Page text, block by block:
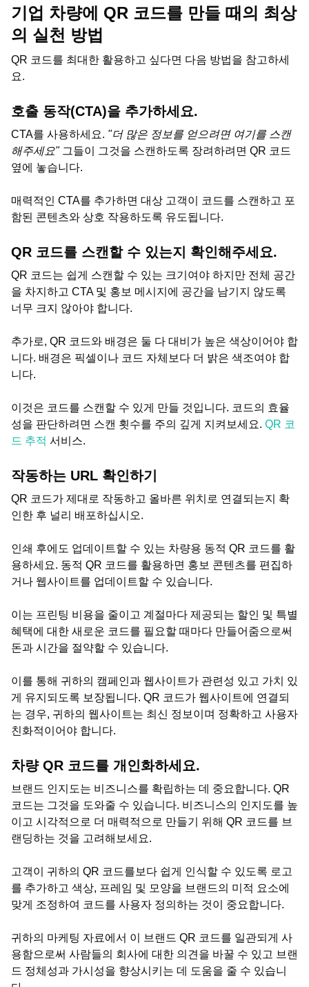
기업 차량에 QR 코드를 만들 때의 최상
의 실천 방법
QR 코드를 최대한 활용하고 싶다면 다음 방법을 참고하세
요.
호출 동작(CTA)을 추가하세요.
CTA를 사용하세요. "더 많은 정보를 얻으려면 여기를 스캔
해주세요" 그들이 그것을 스캔하도록 장려하려면 QR 코드
옆에 놓습니다.
매력적인 CTA를 추가하면 대상 고객이 코드를 스캔하고 포
함된 콘텐츠와 상호 작용하도록 유도됩니다.
QR 코드를 스캔할 수 있는지 확인해주세요.
QR 코드는 쉽게 스캔할 수 있는 크기여야 하지만 전체 공간
을 차지하고 CTA 및 홍보 메시지에 공간을 남기지 않도록
너무 크지 않아야 합니다.
추가로, QR 코드와 배경은 둘 다 대비가 높은 색상이어야 합
니다. 배경은 픽셀이나 코드 자체보다 더 밝은 색조여야 합
니다.
이것은 코드를 스캔할 수 있게 만들 것입니다. 코드의 효율
성을 판단하려면 스캔 횟수를 주의 깊게 지켜보세요. QR 코
드 추적 서비스.
작동하는 URL 확인하기
QR 코드가 제대로 작동하고 올바른 위치로 연결되는지 확
인한 후 널리 배포하십시오.
인쇄 후에도 업데이트할 수 있는 차량용 동적 QR 코드를 활
용하세요. 동적 QR 코드를 활용하면 홍보 콘텐츠를 편집하
거나 웹사이트를 업데이트할 수 있습니다.
이는 프린팅 비용을 줄이고 계절마다 제공되는 할인 및 특별
혜택에 대한 새로운 코드를 필요할 때마다 만들어줌으로써
돈과 시간을 절약할 수 있습니다.
이를 통해 귀하의 캠페인과 웹사이트가 관련성 있고 가치 있
게 유지되도록 보장됩니다. QR 코드가 웹사이트에 연결되
는 경우, 귀하의 웹사이트는 최신 정보이며 정확하고 사용자
친화적이어야 합니다.
차량 QR 코드를 개인화하세요.
브랜드 인지도는 비즈니스를 확립하는 데 중요합니다. QR
코드는 그것을 도와줄 수 있습니다. 비즈니스의 인지도를 높
이고 시각적으로 더 매력적으로 만들기 위해 QR 코드를 브
랜딩하는 것을 고려해보세요.
고객이 귀하의 QR 코드를보다 쉽게 인식할 수 있도록 로고
를 추가하고 색상, 프레임 및 모양을 브랜드의 미적 요소에
맞게 조정하여 코드를 사용자 정의하는 것이 중요합니다.
귀하의 마케팅 자료에서 이 브랜드 QR 코드를 일관되게 사
용함으로써 사람들의 회사에 대한 의견을 바꿀 수 있고 브랜
드 정체성과 가시성을 향상시키는 데 도움을 줄 수 있습니